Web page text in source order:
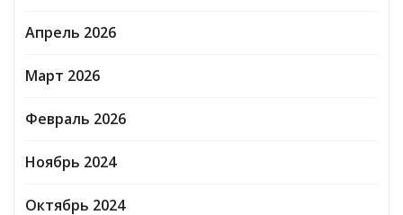
Апрель 2026
Март 2026
Февраль 2026
Ноябрь 2024
Октябрь 2024